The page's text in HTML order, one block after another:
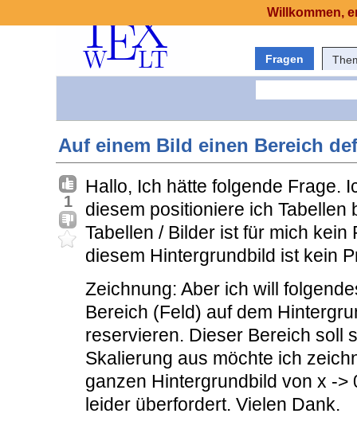
Fragen
Auf einem Bild einen Bereich
1
Hallo, Ich hätte folgende Frage.
diesem positioniere ich Tabellen
Tabellen / Bilder ist für mich
diesem Hintergrundbild ist kein
Zeichnung: Aber ich will
Bereich (Feld) auf dem
reservieren. Dieser Bereich soll
Skalierung aus möchte ich
ganzen Hintergrundbild von x ->
leider überfordert. Vielen Dank.
Willkommen,